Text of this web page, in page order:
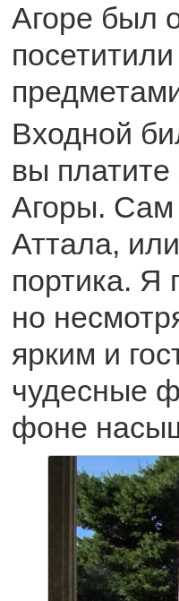
Агоре был
Входной
вы
Агоры. Сам
Аттала,
портика. Я
но
ярким и
чудесные
фоне